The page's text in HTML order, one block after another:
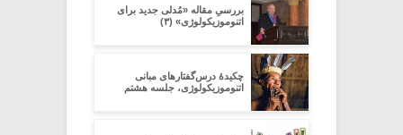
بررسیِ مقاله‏ «مُدلی جدید برای
اتنوموزیکولوژی» (۳)
چکیدۀ درس‌گفتارهای مبانی
اتنوموزیکولوژی، جلسه هشتم